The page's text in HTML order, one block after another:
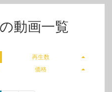
動画一覧
再生数
価格